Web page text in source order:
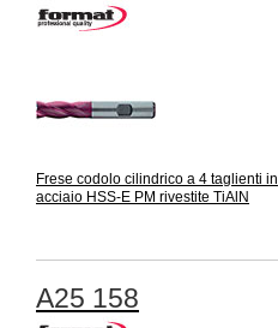
Frese codolo cilindrico a 4 taglienti in
acciaio HSS-E PM rivestite TiAlN
A25 158